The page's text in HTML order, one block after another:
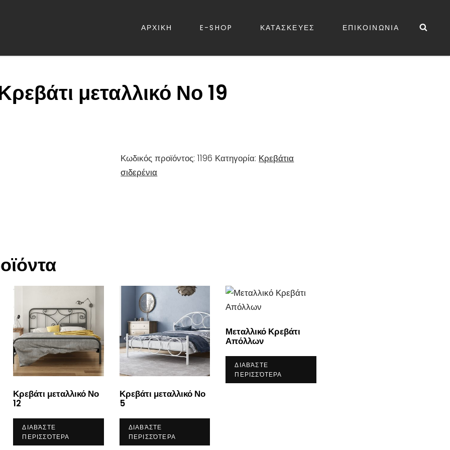
ΑΡΧΙΚΗ E-SHOP ΚΑΤΑΣΚΕΥΕΣ ΕΠΙΚΟΙΝΩΝΙΑ
μεταλλικό Νο 19
Κωδικός προϊόντος:1196 Κατηγορία: Κρεβάτια
σιδερένια
Κρεβάτι μεταλλικό Νο
12
ΔΙΑΒΆΣΤΕ
ΠΕΡΙΣΣΌΤΕΡΑ
Κρεβάτι μεταλλικό Νο
5
ΔΙΑΒΆΣΤΕ
ΠΕΡΙΣΣΌΤΕΡΑ
Μεταλλικό Κρεβάτι
Απόλλων
ΔΙΑΒΆΣΤΕ
ΠΕΡΙΣΣΌΤΕΡΑ